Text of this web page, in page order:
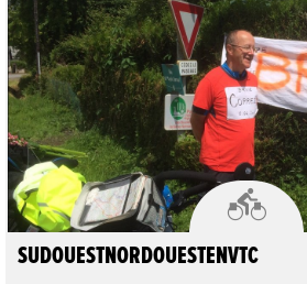

SUDOUESTNORDOUESTENVTC